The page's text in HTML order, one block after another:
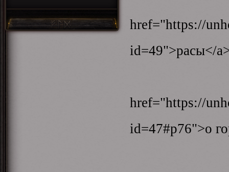
href="https://
id=49">расы</
href="https://
id=47#p76">о